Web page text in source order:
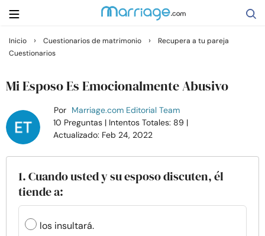
Buscar
Relaciones
Familia
Ayuda
Inicio › Cuestionarios de matrimonio ›
Recupera a tu pareja
Cuestionarios
Mi Esposo Es Emocionalmente Abusivo
Por Marriage.com Editorial Team
10 Preguntas | Intentos Totales: 89 |
Actualizado: Feb 24, 2022
1. Cuando usted y su esposo discuten, él
tiende a:
los insultará.